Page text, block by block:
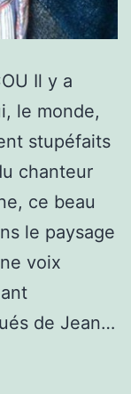
Il y a
le monde,
stupéfaits
chanteur
ce beau
le paysage
voix
de Jean…